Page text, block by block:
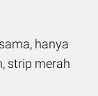
hanya
strip merah